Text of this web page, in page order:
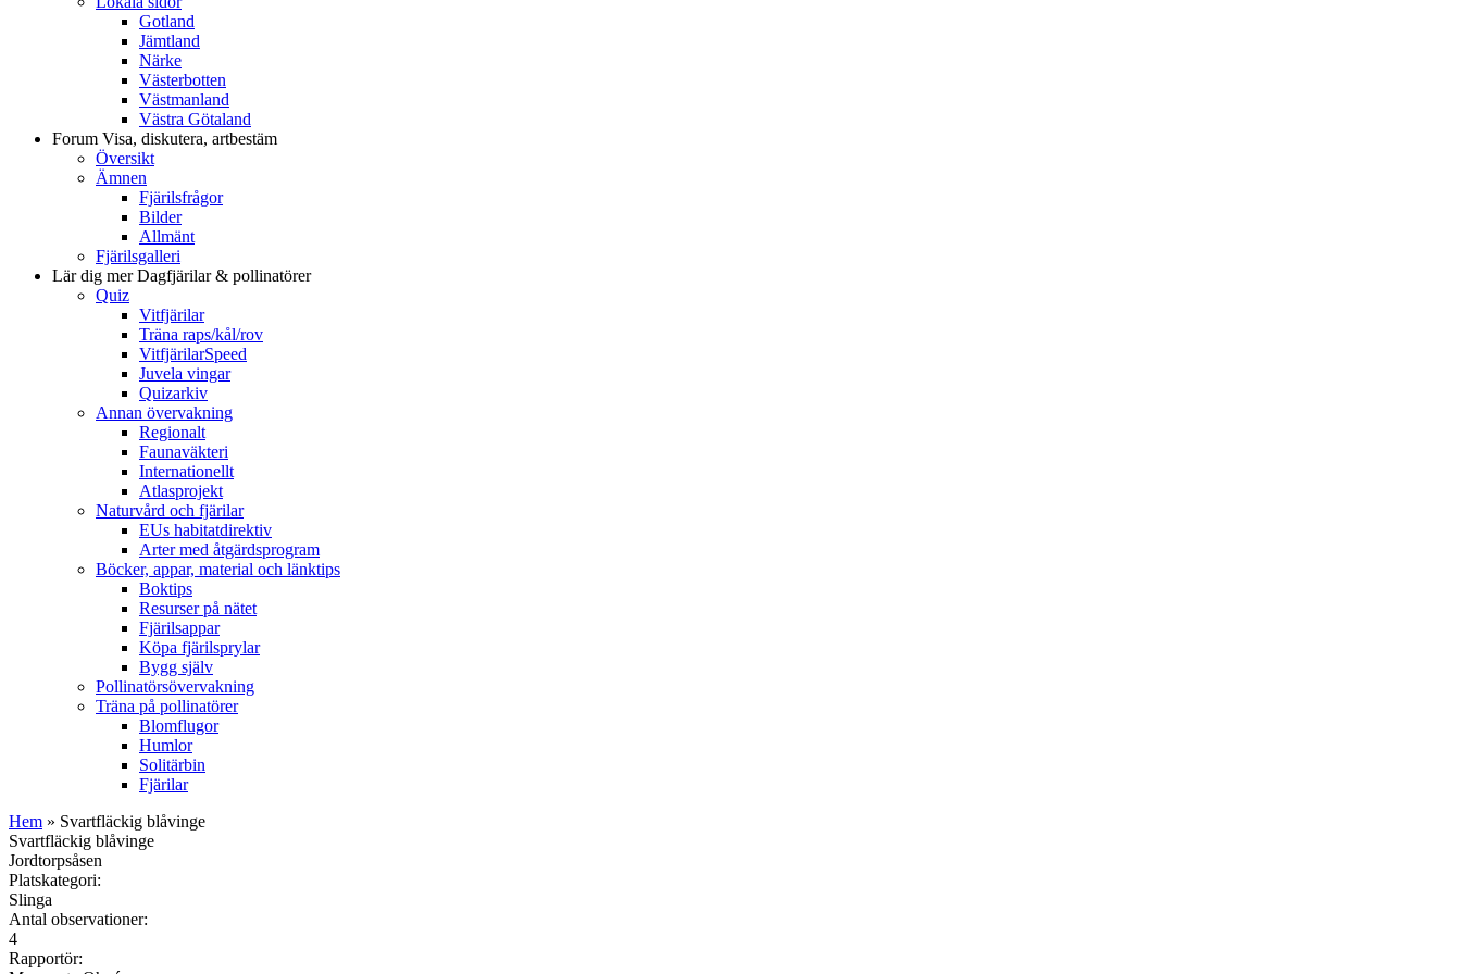
Gotland
Jämtland
Närke
Västerbotten
Västmanland
Västra Götaland
Forum Visa, diskutera, artbestäm
Översikt
Ämnen
Fjärilsfrågor
Bilder
Allmänt
Fjärilsgalleri
Lär dig merDagfjärilar & pollinatörer
Quiz
Vitfjärilar
Träna raps/kål/rov
VitfjärilarSpeed
Juvela vingar
Quizarkiv
Annan övervakning
Regionalt
Faunaväkteri
Internationellt
Atlasprojekt
Naturvård och fjärilar
EUs habitatdirektiv
Arter med åtgärdsprogram
Böcker, appar, material och länktips
Boktips
Resurser på nätet
Fjärilsappar
Köpa fjärilsprylar
Bygg själv
Pollinatörsövervakning
Träna på pollinatörer
Blomflugor
Humlor
Solitärbin
Fjärilar
Hem » Svartfläckig blåvinge
Svartfläckig blåvinge
Jordtorpsåsen
Platskategori:
Slinga
Antal observationer:
4
Rapportör: